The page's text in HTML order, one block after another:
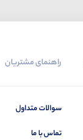
راهنمای مشتریان
سوالات متداول
تماس با ما